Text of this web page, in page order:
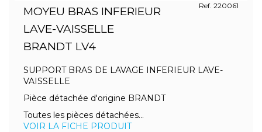
MOYEU BRAS INFERIEUR
LAVE-VAISSELLE
BRANDT LV4
Ref. 220061
SUPPORT BRAS DE LAVAGE INFERIEUR LAVE-
VAISSELLE
Pièce détachée d'origine BRANDT
Toutes les pièces détachées...
VOIR LA FICHE PRODUIT